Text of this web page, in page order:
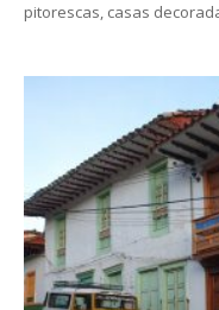
pitorescas, casas